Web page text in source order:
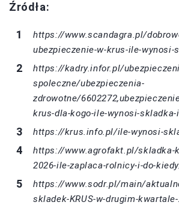
Źródła:
https://www.scandagra.pl/
ubezpieczenie-w-krus-ile-wynosi-
https://kadry.infor.pl/
spoleczne/ubezpieczenia-
zdrowotne/
krus-dla-kogo-ile-wynosi-
https://krus.info.pl/ile-wynosi-
https://www.agrofakt.pl/skladka-
2026-ile-zaplaca-rolnicy-i-do-
https://www.sodr.pl/main/
skladek-KRUS-w-drugim-